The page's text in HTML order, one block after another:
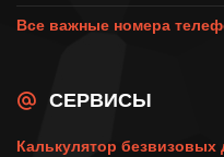
Все важные номера
СЕРВИСЫ
Калькулятор безвизовых